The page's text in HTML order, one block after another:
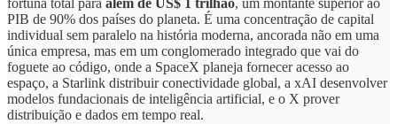
fortuna total para além de US$ 1 trilhão, um montante superior ao
PIB de 90% dos países do planeta. É uma concentração de capital
individual sem paralelo na história moderna, ancorada não em uma
única empresa, mas em um conglomerado integrado que vai do
foguete ao código, onde a SpaceX planeja fornecer acesso ao
espaço, a Starlink distribuir conectividade global, a xAI desenvolver
modelos fundacionais de inteligência artificial, e o X prover
distribuição e dados em tempo real.